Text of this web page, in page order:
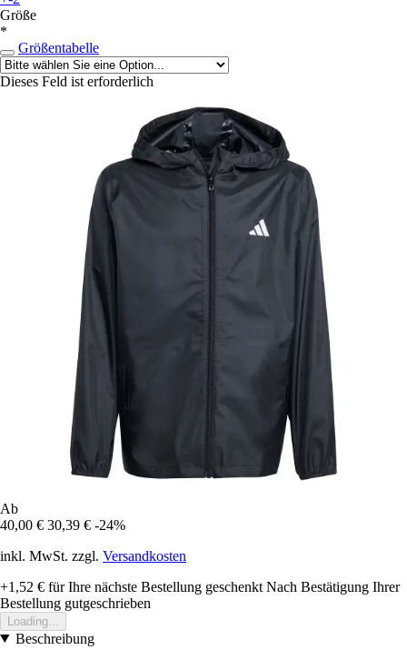
Größe
*
Größentabelle
Dieses Feld ist erforderlich
Ab
40,00 € 30,39 € -24%
inkl. MwSt. zzgl. Versandkosten
+1,52 € für Ihre nächste Bestellung geschenkt Nach Bestätigung Ihrer
Bestellung gutgeschrieben
Loading...
Beschreibung